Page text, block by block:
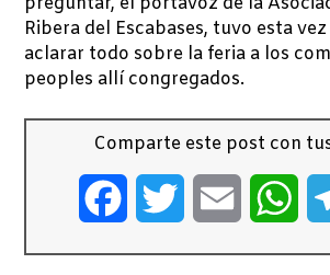
Ribera del Escabases, tuvo esta
aclarar todo sobre la feria a los
peoples allí congregados.
Comparte este post con
FacebookTwitter Email